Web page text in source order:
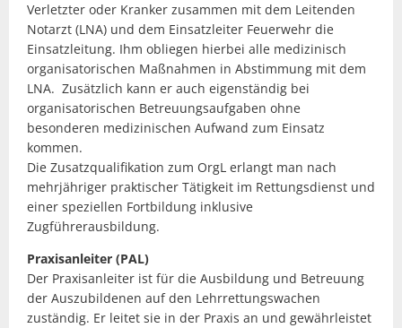
Verletzter oder Kranker zusammen mit dem Leitenden
Notarzt (LNA) und dem Einsatzleiter Feuerwehr die
Einsatzleitung. Ihm obliegen hierbei alle medizinisch
organisatorischen Maßnahmen in Abstimmung mit dem
LNA. Zusätzlich kann er auch eigenständig bei
organisatorischen Betreuungsaufgaben ohne
besonderen medizinischen Aufwand zum Einsatz
kommen.
Die Zusatzqualifikation zum OrgL erlangt man nach
mehrjähriger praktischer Tätigkeit im Rettungsdienst und
einer speziellen Fortbildung inklusive
Zugführerausbildung.
Praxisanleiter (PAL)
Der Praxisanleiter ist für die Ausbildung und Betreuung
der Auszubildenen auf den Lehrrettungswachen
zuständig. Er leitet sie in der Praxis an und gewährleistet